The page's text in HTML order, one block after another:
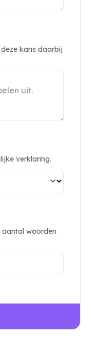
kans daarbij
verklaring.
aantal woorden